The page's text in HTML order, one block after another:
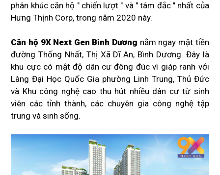
phân khúc căn hộ " chiến lượt " và " tâm đắc " nhất của
Hưng Thịnh Corp, trong năm 2020 này.
Căn hộ 9X Next Gen Bình Dương nằm ngay mặt tiền
đường Thống Nhất, Thị Xã Dĩ An, Bình Dương. Đây là
khu cực có mật độ dân cư đông đúc vì giáp ranh với
Làng Đại Học Quốc Gia phường Linh Trung, Thủ Đức
và Khu công nghệ cao thu hút nhiều dân cư từ sinh
viên các tỉnh thành, các chuyên gia công nghệ tập
trung và sinh sống.